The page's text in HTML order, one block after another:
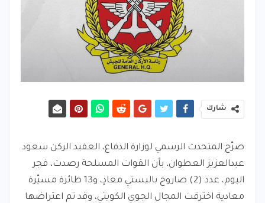
شارك
صرّح المتحدث الرسمي لوزارة الدفاع، العقيد الركن سعود
عبدالعزيز العطوان، بأن القوات المسلحة رصدت، فجر
اليوم، عدد (2) صاروخ باليستي معادٍ، و13 طائرة مسيّرة
معادية اخترقت المجال الجوي الكويتي، وقد تم اعتراضها